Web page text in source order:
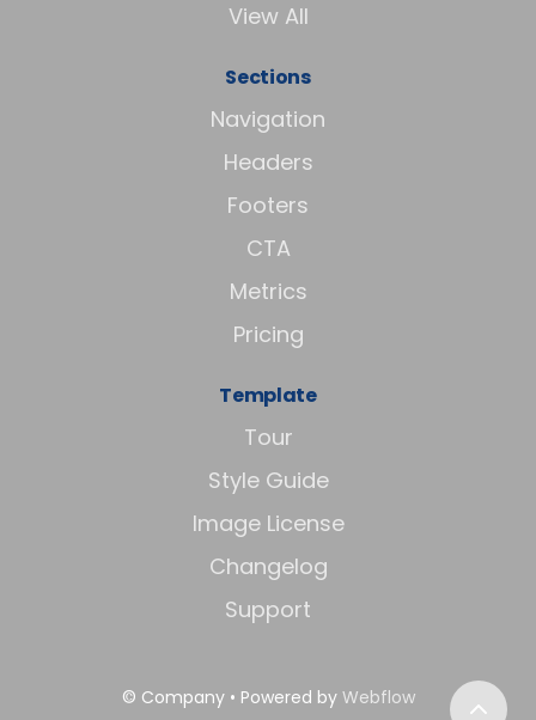
View All
Sections
Navigation
Headers
Footers
CTA
Metrics
Pricing
Template
Tour
Style Guide
Image License
Changelog
Support
© Company • Powered by Webflow